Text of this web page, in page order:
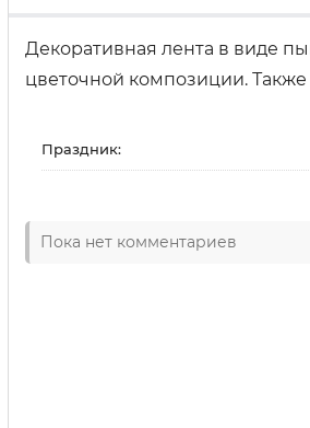
Декоративная лента в виде
цветочной композиции.
Праздник:
Пока нет комментариев